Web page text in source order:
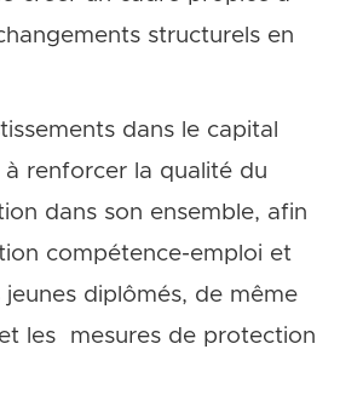
structurels en
dans le capital
à renforcer la qualité du
dans son ensemble, afin
compétence-emploi et
jeunes diplômés, de même
les mesures de protection